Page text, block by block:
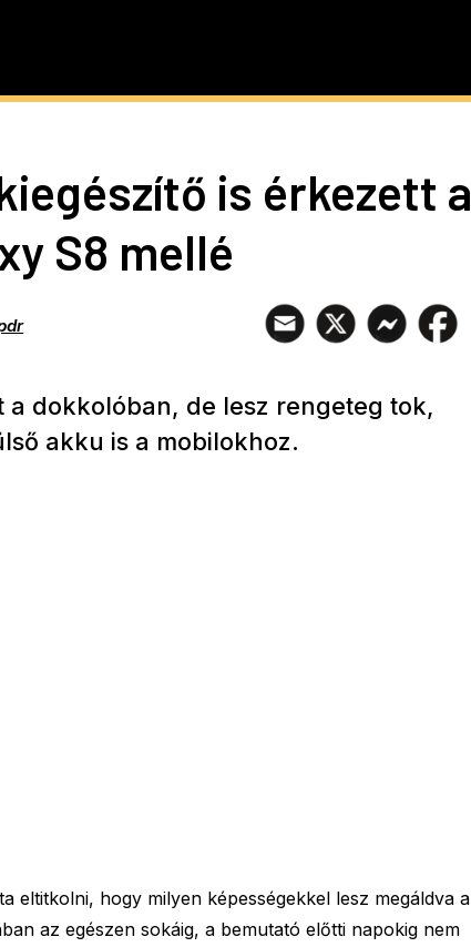
is érkezett a
S8 mellé
a dokkolóban, de lesz rengeteg tok,
akku is a mobilokhoz.
eltitkolni, hogy milyen képességekkel lesz megáldva a
az egészen sokáig, a bemutató előtti napokig nem